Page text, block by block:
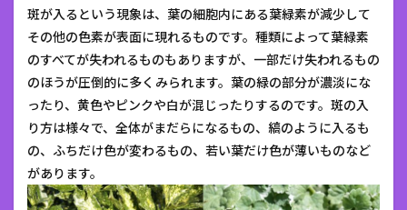
斑が入るという現象は、葉の細胞内にある葉緑素が減少して
その他の色素が表面に現れるものです。種類によって葉緑素
のすべてが失われるものもありますが、一部だけ失われるもの
のほうが圧倒的に多くみられます。葉の緑の部分が濃淡にな
ったり、黄色やピンクや白が混じったりするのです。斑の入
り方は様々で、全体がまだらになるもの、縞のように入るも
の、ふちだけ色が変わるもの、若い葉だけ色が薄いものなど
があります。